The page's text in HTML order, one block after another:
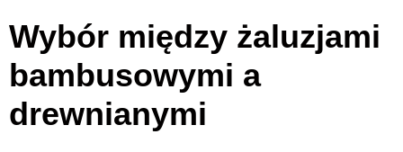
Wybór między żaluzjami
bambusowymi a
drewnianymi